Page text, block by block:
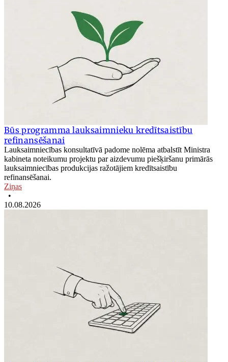
Būs programma lauksaimnieku kredītsaistību
refinansēšanai
Lauksaimniecības konsultatīvā padome nolēma atbalstīt Ministra
kabineta noteikumu projektu par aizdevumu piešķiršanu primārās
lauksaimniecības produkcijas ražotājiem kredītsaistību
refinansēšanai.
Ziņas
•
10.08.2026